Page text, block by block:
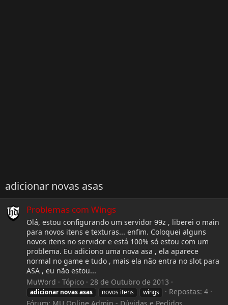
adicionar novas asas
Problemas com Wings
Olá, estou configurando um servidor 99z , liberei o main
para novos itens e texturas... enfim. Coloquei alguns
novos itens no servidor e está 100% só estou com um
problema. Eu adiciono uma nova asa , ela aparece
normal no game e tudo , mais ela não entra no slot para
ASA , eu não estou...
MuWord
Tópico 28 de Outubro de 2013
adicionar novasasas novos itens wings
Repostas: 4